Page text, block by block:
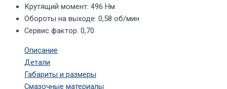
Крутящий момент: 496 Нм
Обороты на выходе: 0,58 об/мин
Сервис фактор: 0,70
Описание
Детали
Габариты и размеры
Смазочные материалы